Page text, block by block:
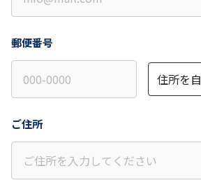
郵便番号
住所を
ご住所